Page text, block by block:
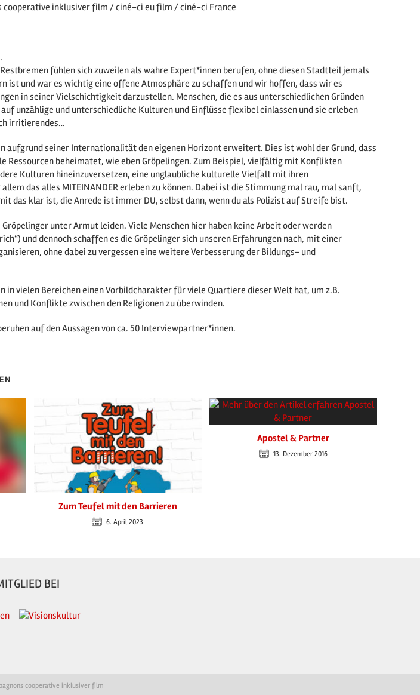
cooperative inklusiver film / ciné-ci eu film / ciné-ci France
fühlen sich zuweilen als wahre Expert*innen berufen, ohne diesen Stadtteil jemals
ist und war es wichtig eine offene Atmosphäre zu schaffen und wir hoffen, dass wir es
in seiner Vielschichtigkeit darzustellen. Menschen, die es aus unterschiedlichen Gründen
unzählige und unterschiedliche Kulturen und Einflüsse flexibel einlassen und sie erleben
irritierendes…
aufgrund seiner Internationalität den eigenen Horizont erweitert. Dies ist wohl der Grund, dass
Ressourcen beheimatet, wie eben Gröpelingen. Zum Beispiel, vielfältig mit Konflikten
Kulturen hineinzuversetzen, eine unglaubliche kulturelle Vielfalt mit ihren
das alles MITEINANDER erleben zu können. Dabei ist die Stimmung mal rau, mal sanft,
das klar ist, die Anrede ist immer DU, selbst dann, wenn du als Polizist auf Streife bist.
unter Armut leiden. Viele Menschen hier haben keine Arbeit oder werden
und dennoch schaffen es die Gröpelinger sich unseren Erfahrungen nach, mit einer
ohne dabei zu vergessen eine weitere Verbesserung der Bildungs- und
in vielen Bereichen einen Vorbildcharakter für viele Quartiere dieser Welt hat, um z.B.
und Konflikte zwischen den Religionen zu überwinden.
auf den Aussagen von ca. 50 Interviewpartner*innen.
Zum Teufel mit den Barrieren
6. April 2023
Apostel & Partner
13. Dezember 2016
BEI
cooperative inklusiver film